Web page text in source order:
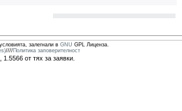
залегнали в GNU GPL Лиценза.
////Политика заповерителност
от тях за заявки.